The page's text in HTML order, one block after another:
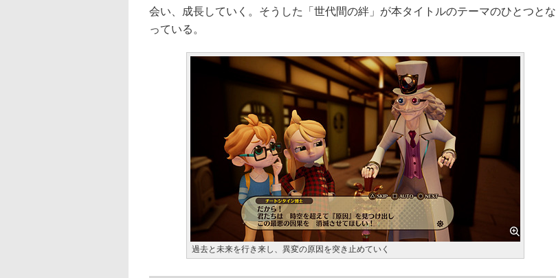
会い、成長していく。そうした「世代間の絆」が本タイトルのテーマのひとつとな
っている。
過去と未来を行き来し、異変の原因を突き止めていく